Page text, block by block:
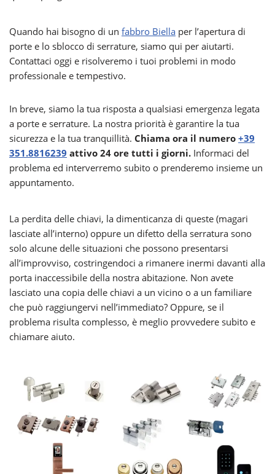
Quando hai bisogno di un fabbro Biella per l’apertura di
porte e lo sblocco di serrature, siamo qui per aiutarti.
Contattaci oggi e risolveremo i tuoi problemi in modo
professionale e tempestivo.
In breve, siamo la tua risposta a qualsiasi emergenza legata
a porte e serrature. La nostra priorità è garantire la tua
sicurezza e la tua tranquillità. Chiama ora il numero +39
351.8816239 attivo 24 ore tutti i giorni. Informaci del
problema ed interverremo subito o prenderemo insieme un
appuntamento.
La perdita delle chiavi, la dimenticanza di queste (magari
lasciate all’interno) oppure un difetto della serratura sono
solo alcune delle situazioni che possono presentarsi
all’improvviso, costringendoci a rimanere inermi davanti alla
porta inaccessibile della nostra abitazione. Non avete
lasciato una copia delle chiavi a un vicino o a un familiare
che può raggiungervi nell’immediato? Oppure, se il
problema risulta complesso, è meglio provvedere subito e
chiamare aiuto.